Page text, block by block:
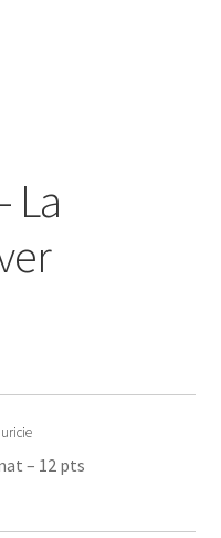
La
– 12 pts